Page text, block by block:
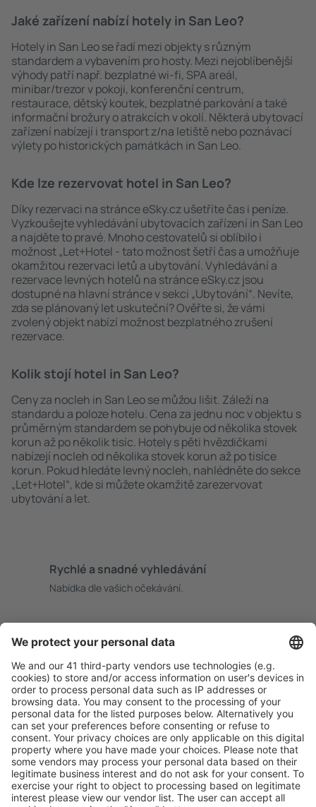
Jaké zařízení nabízí hotely in San Leo?
Hotely in San Leo se řadí mezi objekty s různým
standardem a vybavením pro hosty. Mezi nejoblíbenější
výhody patří např. bezplatné wi-fi, SPA areál,
minibar/trezor v pokoji, konferenční centrum,
restaurace, dětský koutek, bezplatné parkování a také
informační brožury o atrakcích v okolí. Některá ubytovací
zařízení nabízejí i transport z/na letiště nebo poznávací
výlety po historických památkách in San Leo.
Kde lze rezervovat hotel in San Leo?
Díky rezervaci na stránce eSky.cz ušetříte čas i peníze.
Vyzkoušejte vyhledávání ubytovacích zařízení in San Leo
a najděte to pravé. Mnoho cestovatelů si oblíbilo i
možnost „Let+Hotel - tato možnost šetří čas a umožňuje
okamžitou rezervaci letů a ubytování. Vyhledávání a
rezervace levných hotelů na stránce eSky.cz jsou
dostupné na hlavní stránce v sekci „Ubytování“. Nevíte,
zda se plánovaný let uskuteční? Ověřte si, že vámi
zvolený objekt nabízí možnost bezplatného zrušení
rezervace.
Kolik stojí hotel in San Leo?
Ceny za nocleh in San Leo se můžou lišit. Záleží na
standardu a poloze hotelu. Cena za jednu noc v objektu s
průměrným standardem se pohybuje od několika stovek
korun až po několik tisíc. Hotely s pěti hvězdičkami
nabízejí nocleh od několika stovek korun až po tisíce
korun. Pokud hledáte levný nocleh, nahlédněte do sekce
„Let+Hotel“, kde si můžete okamžitě zarezervovat
ubytování a let.
Rychlé a snadné vyhledávání
Nabídka dle vašich očekávání.
Bezproblémová rezervace s možností bezplatného
zrušení.
S námi ušetříte
Atraktivní ceny a speciální nabídky pro přihlášené
uživatele.
Ubytování dle vašeho gusta
Vyberte si z více než 1.3 milionu zařízení: hotelů,
apartmánů, chat a dalších.